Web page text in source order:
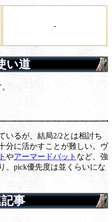
-
い道
いるが、結局2/2とは相討ち
分に活かすことが難しい。ヴ
やアーマードバット など、強
、pick優先度は並くらいにな
事